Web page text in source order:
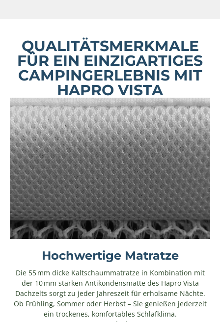
QUALITÄTSMERKMALE
FÜR EIN EINZIGARTIGES
CAMPINGERLEBNIS MIT
HAPRO VISTA
Hochwertige Matratze
Die 55 mm dicke Kaltschaummatratze in Kombination mit
der 10 mm starken Antikondensmatte des Hapro Vista
Dachzelts sorgt zu jeder Jahreszeit für erholsame Nächte.
Ob Frühling, Sommer oder Herbst – Sie genießen jederzeit
ein trockenes, komfortables Schlafklima.